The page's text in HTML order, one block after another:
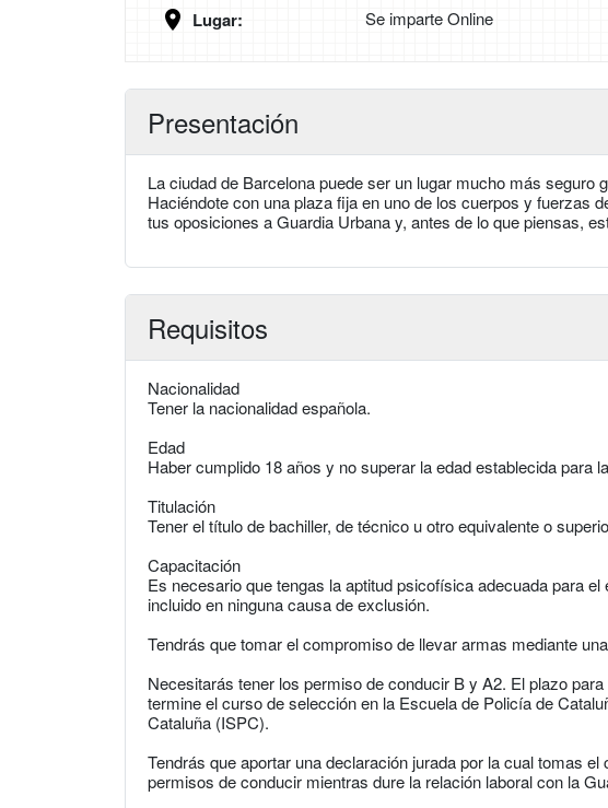
Lugar: Se imparte Online
Presentación
La ciudad de Barcelona puede ser un lugar mucho más seguro
Haciéndote con una plaza fija en uno de los cuerpos y fuerzas
tus oposiciones a Guardia Urbana y, antes de lo que piensas,
Requisitos
Nacionalidad
Tener la nacionalidad española.
Edad
Haber cumplido 18 años y no superar la edad establecida para
Titulación
Tener el título de bachiller, de técnico u otro equivalente o
Capacitación
Es necesario que tengas la aptitud psicofísica adecuada para
incluido en ninguna causa de exclusión.
Tendrás que tomar el compromiso de llevar armas mediante
Necesitarás tener los permiso de conducir B y A2. El plazo
termine el curso de selección en la Escuela de Policía de
Cataluña (ISPC).
Tendrás que aportar una declaración jurada por la cual tomas
permisos de conducir mientras dure la relación laboral con la